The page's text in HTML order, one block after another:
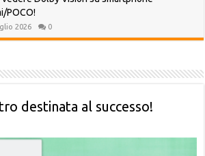
POCO!
2026 0
destinata al successo!